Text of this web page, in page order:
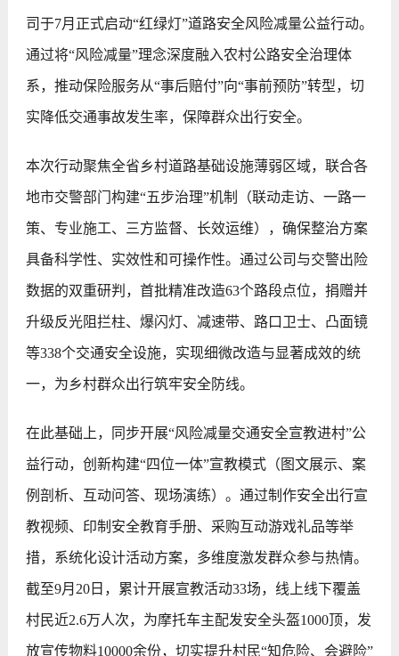
司于7月正式启动“红绿灯”道路安全风险减量公益行动。
通过将“风险减量”理念深度融入农村公路安全治理体
系，推动保险服务从“事后赔付”向“事前预防”转型，切
实降低交通事故发生率，保障群众出行安全。
本次行动聚焦全省乡村道路基础设施薄弱区域，联合各
地市交警部门构建“五步治理”机制（联动走访、一路一
策、专业施工、三方监督、长效运维），确保整治方案
具备科学性、实效性和可操作性。通过公司与交警出险
数据的双重研判，首批精准改造63个路段点位，捐赠并
升级反光阻拦柱、爆闪灯、减速带、路口卫士、凸面镜
等338个交通安全设施，实现细微改造与显著成效的统
一，为乡村群众出行筑牢安全防线。
在此基础上，同步开展“风险减量交通安全宣教进村”公
益行动，创新构建“四位一体”宣教模式（图文展示、案
例剖析、互动问答、现场演练）。通过制作安全出行宣
教视频、印制安全教育手册、采购互动游戏礼品等举
措，系统化设计活动方案，多维度激发群众参与热情。
截至9月20日，累计开展宣教活动33场，线上线下覆盖
村民近2.6万人次，为摩托车主配发安全头盔1000顶，发
放宣传物料10000余份，切实提升村民“知危险、会避险”